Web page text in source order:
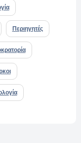
Περιηγητές